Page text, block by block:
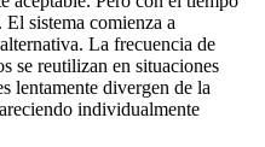
sistema comienza a
La frecuencia de
se reutilizan en situaciones
lentamente divergen de la
individualmente